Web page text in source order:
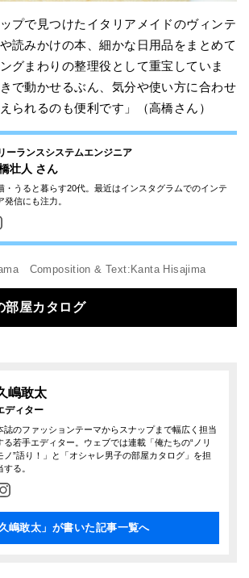
プで見つけたイタリアメイドのヴィンテ
読みかけの本、細かな日用品をまとめて
グまわりの整理役として重宝していま
で動かせるぶん、気分や使い方に合わせ
られるのも便利です」（高橋さん）
ーランスシステムエンジニア
壮人 さん
・うると暮らす20代。最近はインスタグラムでのインテ
発信にも注力。
Composition & Text:Kanta Hisajima
部屋カタログ
嶋敢太
ディター
誌のファッションテーマからスナップまで幅広く担当
る若手エディター。ウェブでは連載「俺たちの“ノリ
ノ”語り！」と「オシャレ男子の部屋カタログ」を担
する。
久嶋敢太」が書いた記事一覧へ